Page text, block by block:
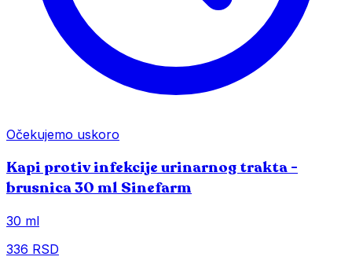
Očekujemo uskoro
Kapi protiv infekcije urinarnog trakta -
brusnica 30 ml Sinefarm
30 ml
336 RSD